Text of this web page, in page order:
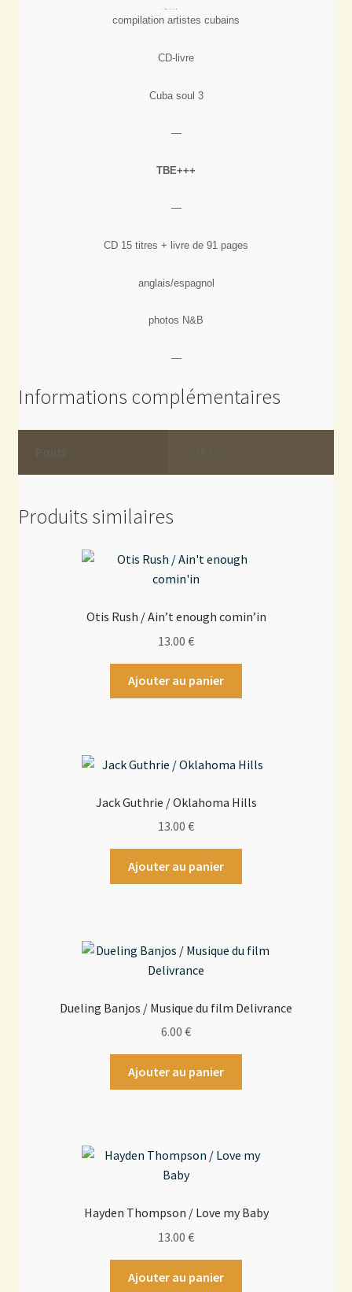
compilation artistes cubains
CD-livre
Cuba soul 3
—
TBE+++
—
CD 15 titres + livre de 91 pages
anglais/espagnol
photos N&B
—
Informations complémentaires
Poids
Produits similaires
Otis Rush / Ain’t enough comin’in
13.00 €
Ajouter au panier
Jack Guthrie / Oklahoma Hills
13.00 €
Ajouter au panier
Dueling Banjos / Musique du film Delivrance
6.00 €
Ajouter au panier
Hayden Thompson / Love my Baby
13.00 €
Ajouter au panier